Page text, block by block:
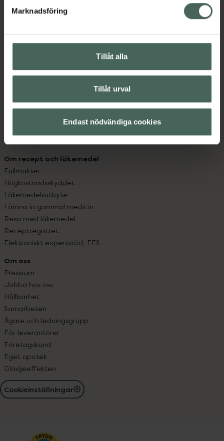
Marknadsföring
Tillåt alla
Tillåt urval
Endast nödvändiga cookies
med oss.
Kundservice
Kontakta oss
Hitta apotek
Leverans, betalning och retur
Kundklubb
Köpvillkor
Om recept och läkemedel
Fullmakter
Högkostnadsskyddet
Läkemedelsutbyte
Lämna in gammal medicin
Resa med läkemedel
Receptregistret
Elektroniskt expertstöd, EES
Om oss
Pressrum
Jobba hos oss
Hållbarhet
Samarbeten
Ägare och ledningsgrupp
För leverantörer
Företagskund
Eget apotek
Glädjeeffekten
Cookieinställningar